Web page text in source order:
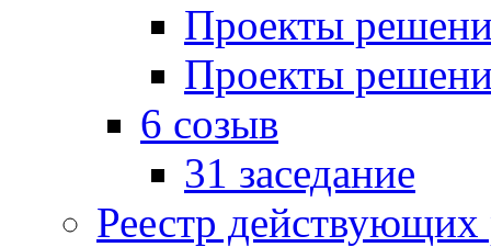
Проекты
Проекты
6 созыв
31 заседание
Реестр